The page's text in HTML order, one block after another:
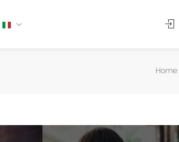
Home